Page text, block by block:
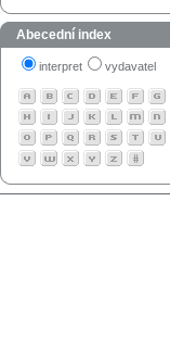
Abecední index
interpret vydavatel